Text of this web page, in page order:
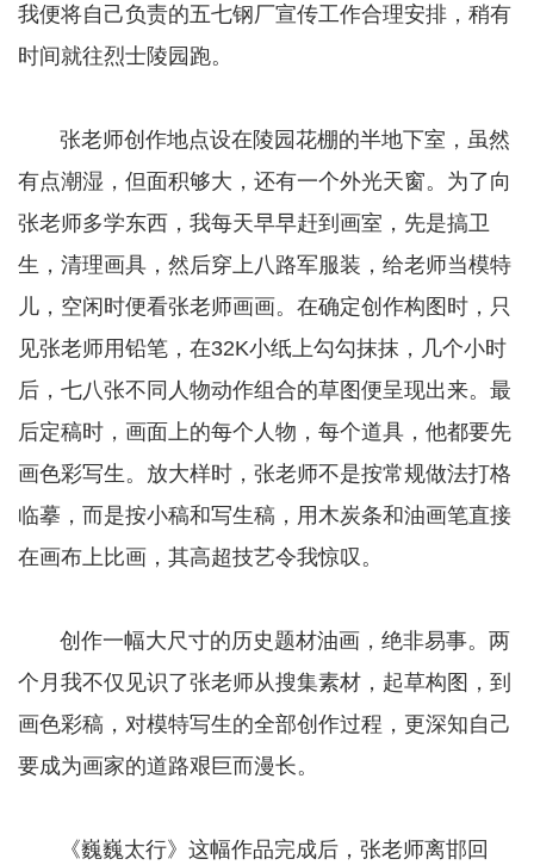
我便将自己负责的五七钢厂宣传工作合理安排，稍有
时间就往烈士陵园跑。
张老师创作地点设在陵园花棚的半地下室，虽然
有点潮湿，但面积够大，还有一个外光天窗。为了向
张老师多学东西，我每天早早赶到画室，先是搞卫
生，清理画具，然后穿上八路军服装，给老师当模特
儿，空闲时便看张老师画画。在确定创作构图时，只
见张老师用铅笔，在32K小纸上勾勾抹抹，几个小时
后，七八张不同人物动作组合的草图便呈现出来。最
后定稿时，画面上的每个人物，每个道具，他都要先
画色彩写生。放大样时，张老师不是按常规做法打格
临摹，而是按小稿和写生稿，用木炭条和油画笔直接
在画布上比画，其高超技艺令我惊叹。
创作一幅大尺寸的历史题材油画，绝非易事。两
个月我不仅见识了张老师从搜集素材，起草构图，到
画色彩稿，对模特写生的全部创作过程，更深知自己
要成为画家的道路艰巨而漫长。
《巍巍太行》这幅作品完成后，张老师离邯回